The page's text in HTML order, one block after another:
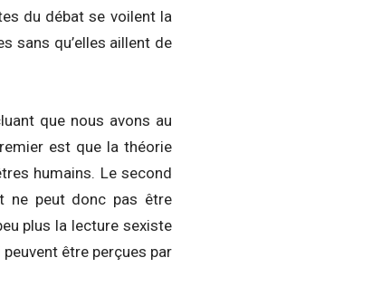
du débat se voilent la
sans qu’elles aillent de
que nous avons au
est que la théorie
humains. Le second
ne peut donc pas être
plus la lecture sexiste
être perçues par